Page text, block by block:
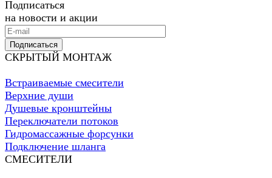
Подписаться
на новости и акции
Подписаться
СКРЫТЫЙ МОНТАЖ
Встраиваемые смесители
Верхние души
Душевые кронштейны
Переключатели потоков
Гидромассажные форсунки
Подключение шланга
СМЕСИТЕЛИ